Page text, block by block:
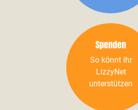
Spenden
So könnt ihr
LizzyNet
unterstützen